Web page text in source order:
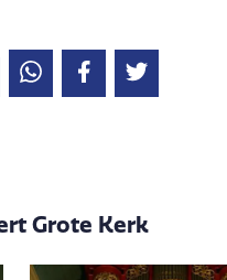
Grote Kerk